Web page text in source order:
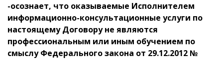
-осознает, что оказываемые Исполнителем
информационно-консультационные услуги по
настоящему Договору не являются
профессиональным или иным обучением по
смыслу Федерального закона от 29.12.2012 №